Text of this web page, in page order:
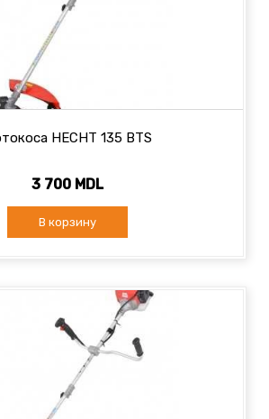
HECHT 135 BTS
3 700 MDL
В корзину